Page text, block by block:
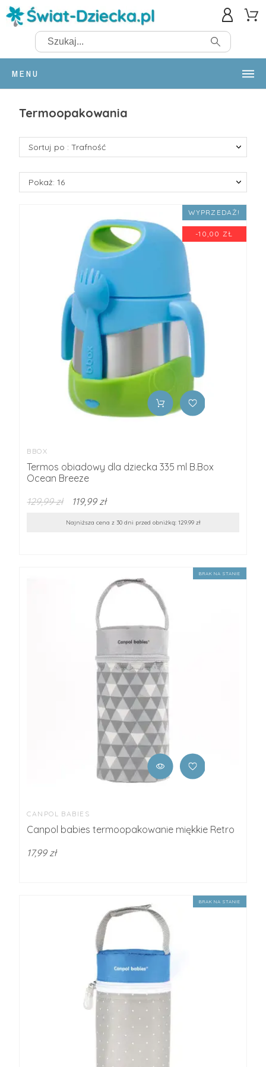
MENU
Termoopakowania
Sortuj po : Trafność
Pokaż: 16
BBOX
Termos obiadowy dla dziecka 335 ml B.Box
Ocean Breeze
129,99 zł
119,99 zł
Najniższa cena z 30 dni przed obniżką: 129.99 zł
WYPRZEDAŻ!
-10,00 ZŁ
CANPOL BABIES
Canpol babies termoopakowanie miękkie Retro
17,99 zł
BRAK NA STANIE
BRAK NA STANIE